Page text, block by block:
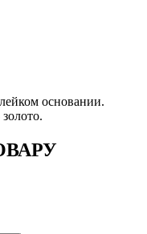
основании.